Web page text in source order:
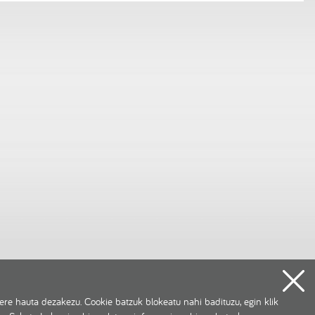
hauta dezakezu. Cookie batzuk blokeatu nahi badituzu, egin klik